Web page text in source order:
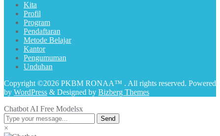
Kita
Profil
Program
Pendaftaran
Metode Belajar
Kantor
Pengumuman
Unduhan
Copyright ©2026 PKBM RONAA™ . All rights reserved. Powered
by WordPress & Designed by Bizberg Themes
Chatbot AI Free Modelsx
Send
×